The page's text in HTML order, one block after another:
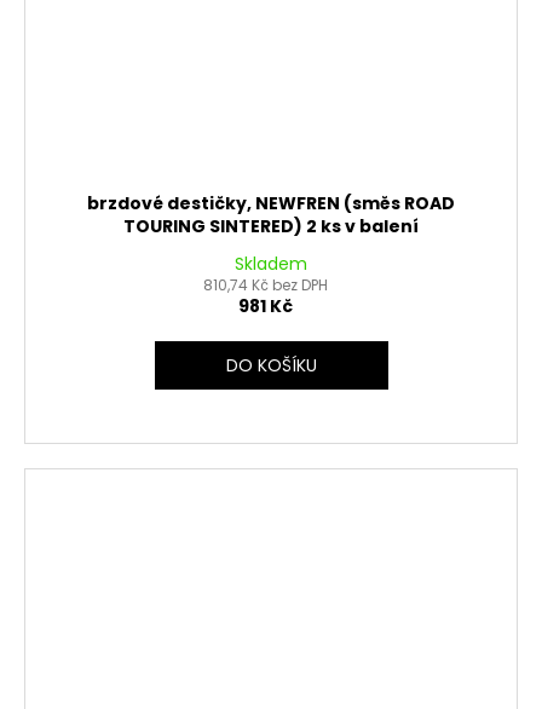
brzdové destičky, NEWFREN (směs ROAD
TOURING SINTERED) 2 ks v balení
Skladem
810,74 Kč bez DPH
981 Kč
DO KOŠÍKU